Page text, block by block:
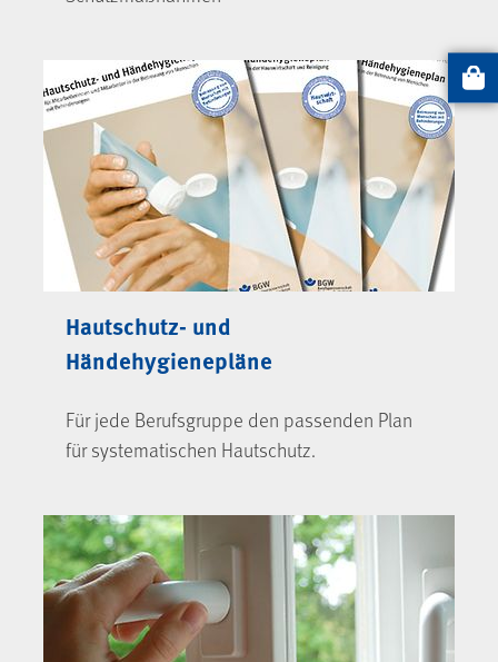
Hautschutz- und
Händehygienepläne
Für jede Berufsgruppe den passenden Plan
für systematischen Hautschutz.
Artikel